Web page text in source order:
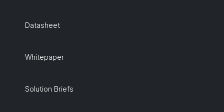
Datasheet
Whitepaper
Solution Briefs